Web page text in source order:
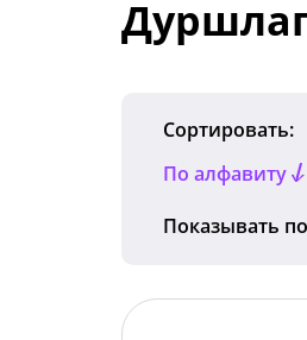
Сортировать:
По алфавиту
Показывать